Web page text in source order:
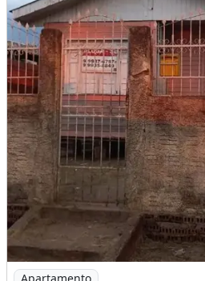
Imagem: Casa para Locação no
Apartamento